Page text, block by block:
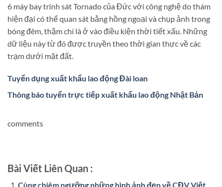
6 máy bay trinh sát Tornado của Đức với công nghệ do thám
hiện đại có thể quan sát bằng hồng ngoại và chụp ảnh trong
bóng đêm, thậm chí là ở vào điều kiện thời tiết xấu. Những
dữ liệu này từ đó được truyền theo thời gian thực về các
trạm dưới mặt đất.
Tuyển dụng xuất khẩu lao động Đài loan
Thông báo tuyển trực tiếp xuất khẩu lao động Nhật Bản
comments
Bài Viết Liên Quan :
Cùng chiêm ngưỡng những hình ảnh đẹp về CĐV Việt